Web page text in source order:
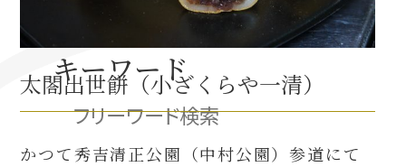
織田信長と名古屋の関係
信長関連 史跡 一覧
信長グルメ・土産一覧
キーワード
太閤出世餅（小ざくらや一清）
かつて秀吉清正公園（中村公園）参道にて